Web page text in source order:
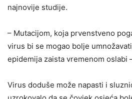
najnovije studije.
– Mutacijom, koja prvenstveno
virus bi se mogao bolje
epidemija zaista vremenom oslabi
Virus doduše može napasti i